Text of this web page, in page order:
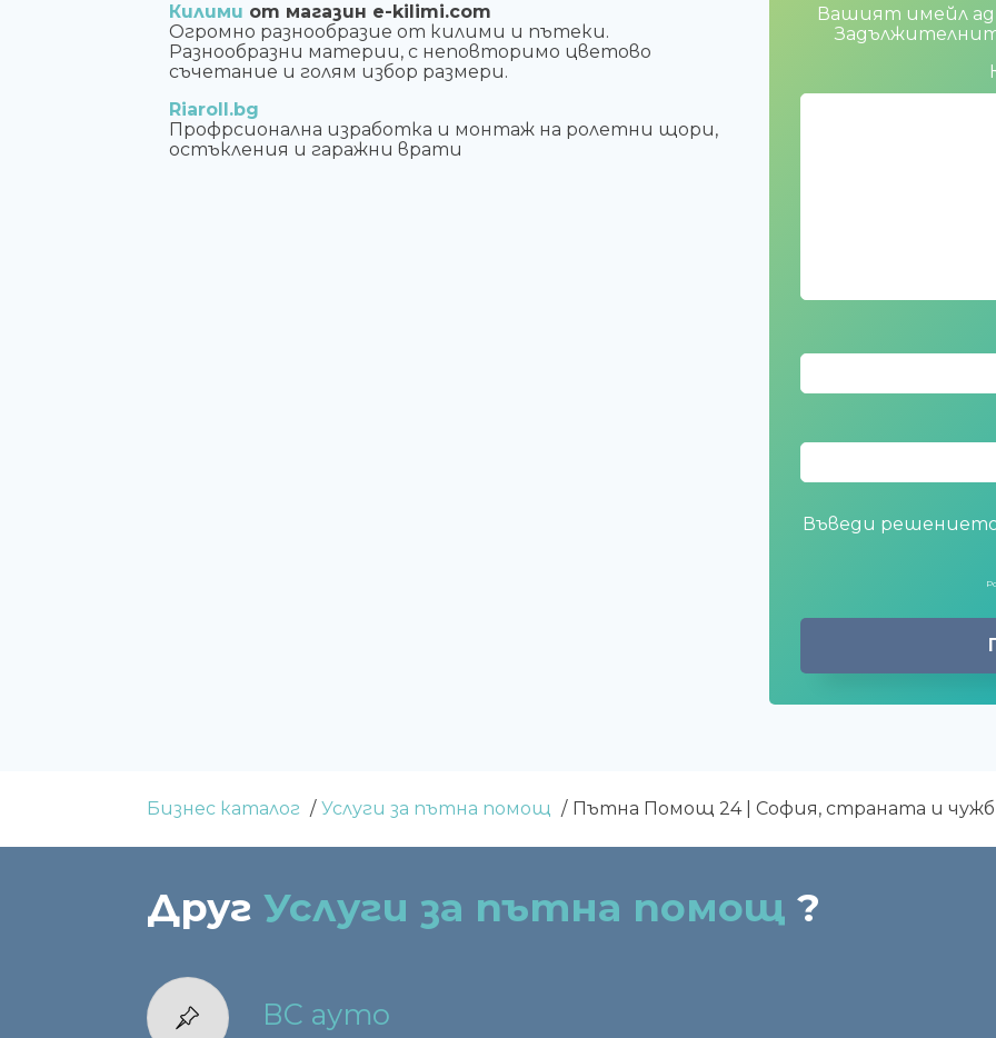
Килими от магазин e-kilimi.com
Огромно разнообразие от килими и пътеки.
Разнообразни материи, с неповторимо цветово
съчетание и голям избор размери.
Riaroll.bg
Профрсионална изработка и монтаж на ролетни щори,
остъкления и гаражни врати
Вашият имейл
Въведи
Бизнес каталог Услуги за пътна помощ Пътна Помощ 24 | София, страната и
Друг Услуги за пътна помощ ?
ВС ауто